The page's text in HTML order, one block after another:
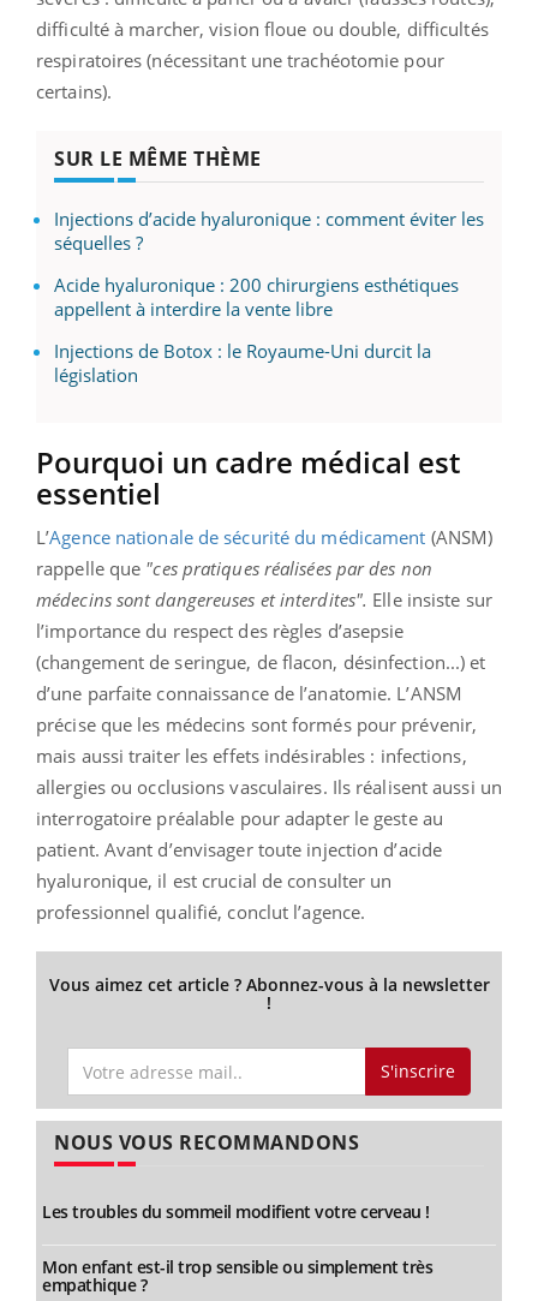
difficulté à marcher, vision floue ou double, difficultés
respiratoires (nécessitant une trachéotomie pour
certains).
SUR LE MÊME THÈME
Injections d’acide hyaluronique : comment éviter les
séquelles ?
Acide hyaluronique : 200 chirurgiens esthétiques
appellent à interdire la vente libre
Injections de Botox : le Royaume-Uni durcit la
législation
Pourquoi un cadre médical est
essentiel
L’Agence nationale de sécurité du médicament (ANSM)
rappelle que "ces pratiques réalisées par des non
médecins sont dangereuses et interdites". Elle insiste sur
l’importance du respect des règles d’asepsie
(changement de seringue, de flacon, désinfection...) et
d’une parfaite connaissance de l’anatomie. L’ANSM
précise que les médecins sont formés pour prévenir,
mais aussi traiter les effets indésirables : infections,
allergies ou occlusions vasculaires. Ils réalisent aussi un
interrogatoire préalable pour adapter le geste au
patient. Avant d’envisager toute injection d’acide
hyaluronique, il est crucial de consulter un
professionnel qualifié, conclut l’agence.
Vous aimez cet article ? Abonnez-vous à la newsletter
!
S'inscrire
NOUS VOUS RECOMMANDONS
Les troubles du sommeil modifient votre cerveau !
Mon enfant est-il trop sensible ou simplement très
empathique ?